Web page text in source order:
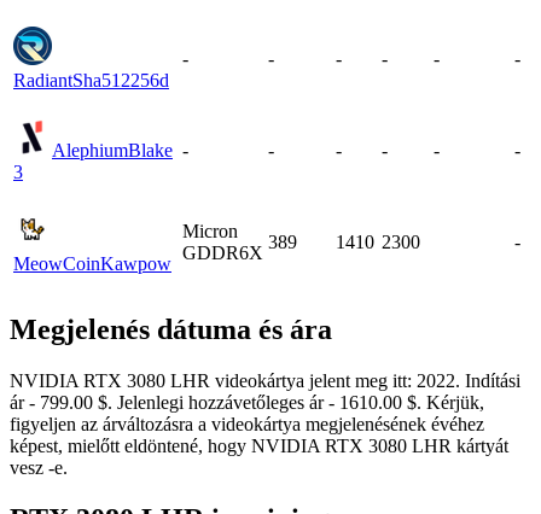
RadiantSha512256d
- - - - - -
AlephiumBlake
3
- - - - - -
MeowCoinKawpow
Micron
GDDR6X
389 1410 2300 -
Megjelenés dátuma és ára
NVIDIA RTX 3080 LHR videokártya jelent meg itt: 2022. Indítási
ár - 799.00 $. Jelenlegi hozzávetőleges ár - 1610.00 $. Kérjük,
figyeljen az árváltozásra a videokártya megjelenésének évéhez
képest, mielőtt eldöntené, hogy NVIDIA RTX 3080 LHR kártyát
vesz -e.